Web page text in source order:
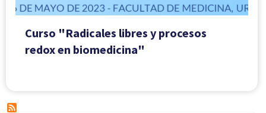
Curso "Radicales libres y procesos
redox en biomedicina"